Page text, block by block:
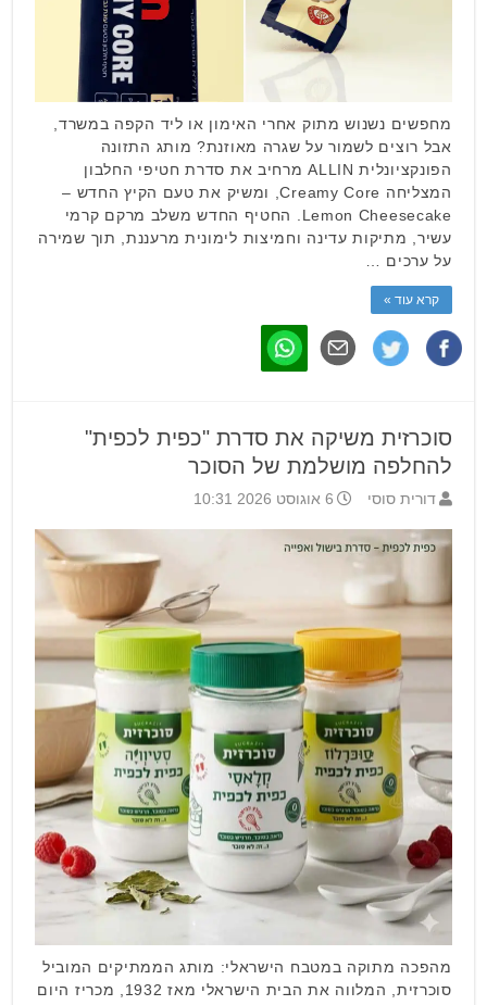
מחפשים נשנוש מתוק אחרי האימון או ליד הקפה במשרד,
אבל רוצים לשמור על שגרה מאוזנת? מותג התזונה
הפונקציונלית ALLIN מרחיב את סדרת חטיפי החלבון
המצליחה Creamy Core, ומשיק את טעם הקיץ החדש –
Lemon Cheesecake. החטיף החדש משלב מרקם קרמי
עשיר, מתיקות עדינה וחמיצות לימונית מרעננת, תוך שמירה
על ערכים …
קרא עוד »
סוכרזית משיקה את סדרת "כפית לכפית"
להחלפה מושלמת של הסוכר
דורית סוסי 6 אוגוסט 2026 10:31
מהפכה מתוקה במטבח הישראלי: מותג הממתיקים המוביל
סוכרזית, המלווה את הבית הישראלי מאז 1932, מכריז היום